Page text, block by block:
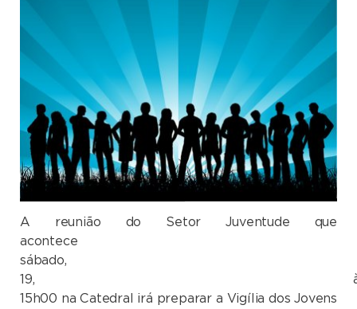
A reunião do Setor Juventude que
acontece
sábado,
19,
15h00 na Catedral irá preparar a Vigília dos Jovens